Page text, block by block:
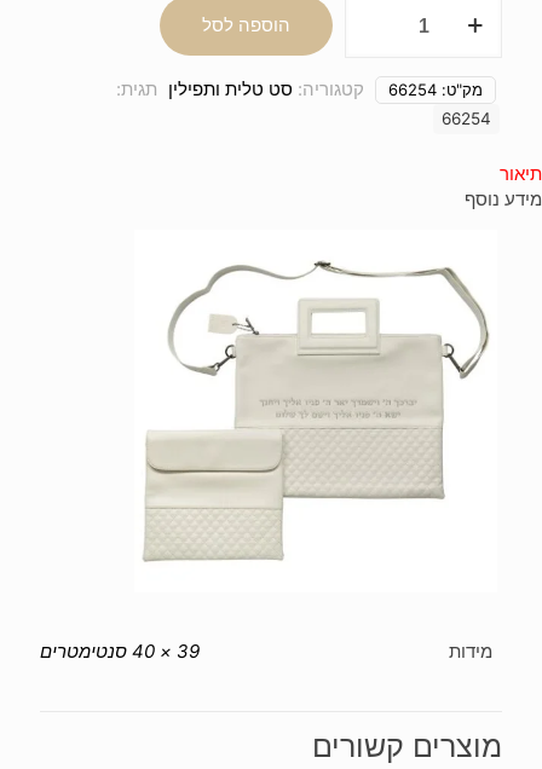
של
טלית
תפילין
כהנים
הוספה לסל
מק"ט: 66254 קטגוריה: סט טלית ותפילין תגית:
66254
תיאור
מידע נוסף
מידות 39 × 40 סנטימטרים
מוצרים קשורים